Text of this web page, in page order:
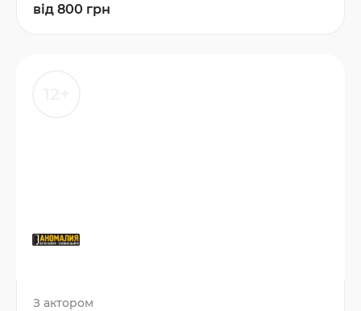
від 800 грн
З актором